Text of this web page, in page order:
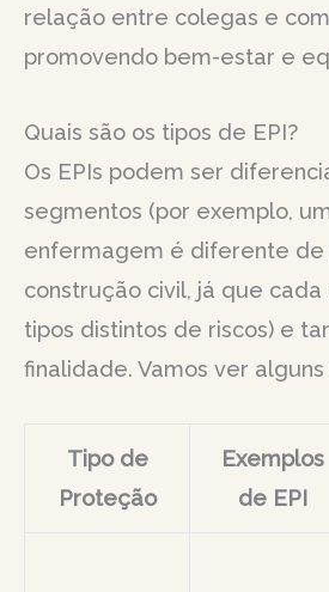
relação entre colegas e
promovendo bem-estar e
Quais são os tipos de EPI?
Os EPIs podem ser
segmentos (por exemplo,
enfermagem é diferente de
construção civil, já que
tipos distintos de riscos) e
finalidade. Vamos ver
Tipo de
Proteção
Exemplos
de EPI